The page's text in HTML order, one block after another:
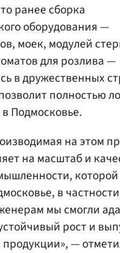
ранее сборка
оборудования —
моек, модулей
для розлива —
в дружественных
полностью
Подмосковье.
на этом
на масштаб и
в
мы смогли
рост и
—